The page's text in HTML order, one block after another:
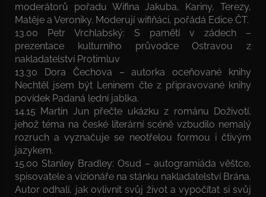
moderátorů pořadu Wifina Jakuba, Kariny, Terezy,
Matěje a Veroniky. Moderují wifiňáci, pořádá Edice ČT.
13.00 Petr Vrchlabský: S pamětí v zádech –
prezentace kulturního průvodce Ostravou z
nakladatelství Protimluv
13.30 Dora Čechova – autorka oceňované knihy
Nechtěl jsem být Leninem čte z připravované knihy
povídek Padaná lední jablka.
14.15 Martin Jun přečte ukázku z románu Doživotí,
jehož téma na české literární scéně vzbudilo nemalý
rozruch a vyznačuje se neotřelou formou i čtivým
jazykem.
15.00 Stanley Bradley: Osud – autogramiáda věštce,
spisovatele a vizionáře na stánku nakladatelství Brána.
Autor odhalí, jak ovlivnit svůj život a vypočítat si svůj